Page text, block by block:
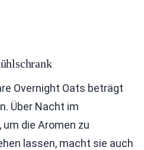
Overnight Oats beträgt
Über Nacht im
die Aromen zu
lassen, macht sie auch